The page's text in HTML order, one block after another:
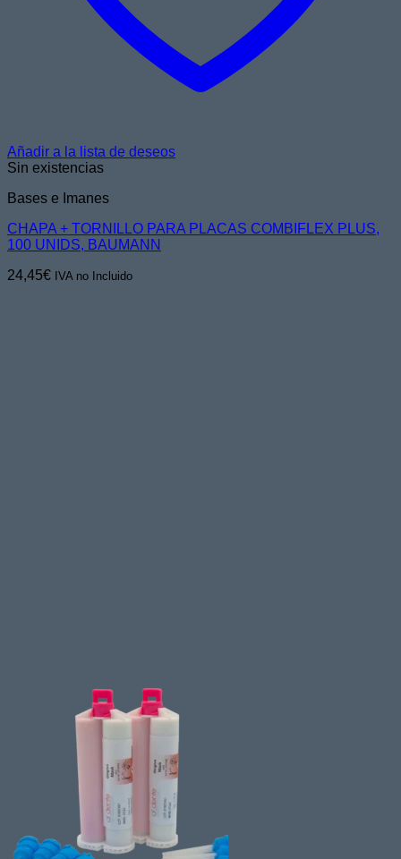
Añadir a la lista de deseos
Sin existencias
Bases e Imanes
CHAPA + TORNILLO PARA PLACAS COMBIFLEX PLUS,
100 UNIDS, BAUMANN
24,45€ IVA no Incluido